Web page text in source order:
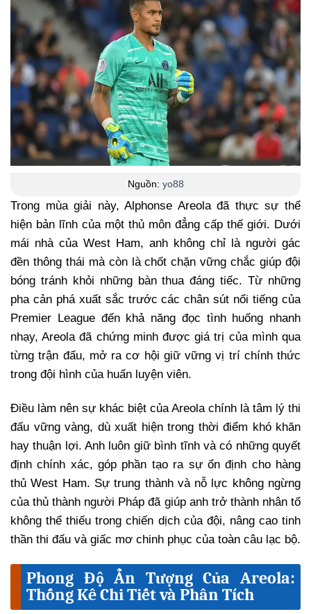
Nguồn: yo88
Trong mùa giải này, Alphonse Areola đã thực sự thể
hiện bản lĩnh của một thủ môn đẳng cấp thế giới. Dưới
mái nhà của West Ham, anh không chỉ là người gác
đền thông thái mà còn là chốt chặn vững chắc giúp đội
bóng tránh khỏi những bàn thua đáng tiếc. Từ những
pha cản phá xuất sắc trước các chân sút nổi tiếng của
Premier League đến khả năng đọc tình huống nhanh
nhạy, Areola đã chứng minh được giá trị của mình qua
từng trận đấu, mở ra cơ hội giữ vững vị trí chính thức
trong đội hình của huấn luyện viên.
Điều làm nên sự khác biệt của Areola chính là tâm lý thi
đấu vững vàng, dù xuất hiện trong thời điểm khó khăn
hay thuận lợi. Anh luôn giữ bình tĩnh và có những quyết
định chính xác, góp phần tạo ra sự ổn định cho hàng
thủ West Ham. Sự trung thành và nỗ lực không ngừng
của thủ thành người Pháp đã giúp anh trở thành nhân tố
không thể thiếu trong chiến dịch của đội, nâng cao tinh
thần thi đấu và giấc mơ chinh phục của toàn câu lạc bộ.
Phong Độ Ấn Tượng Của Areola:
Thống Kê Chi Tiết và Phân Tích